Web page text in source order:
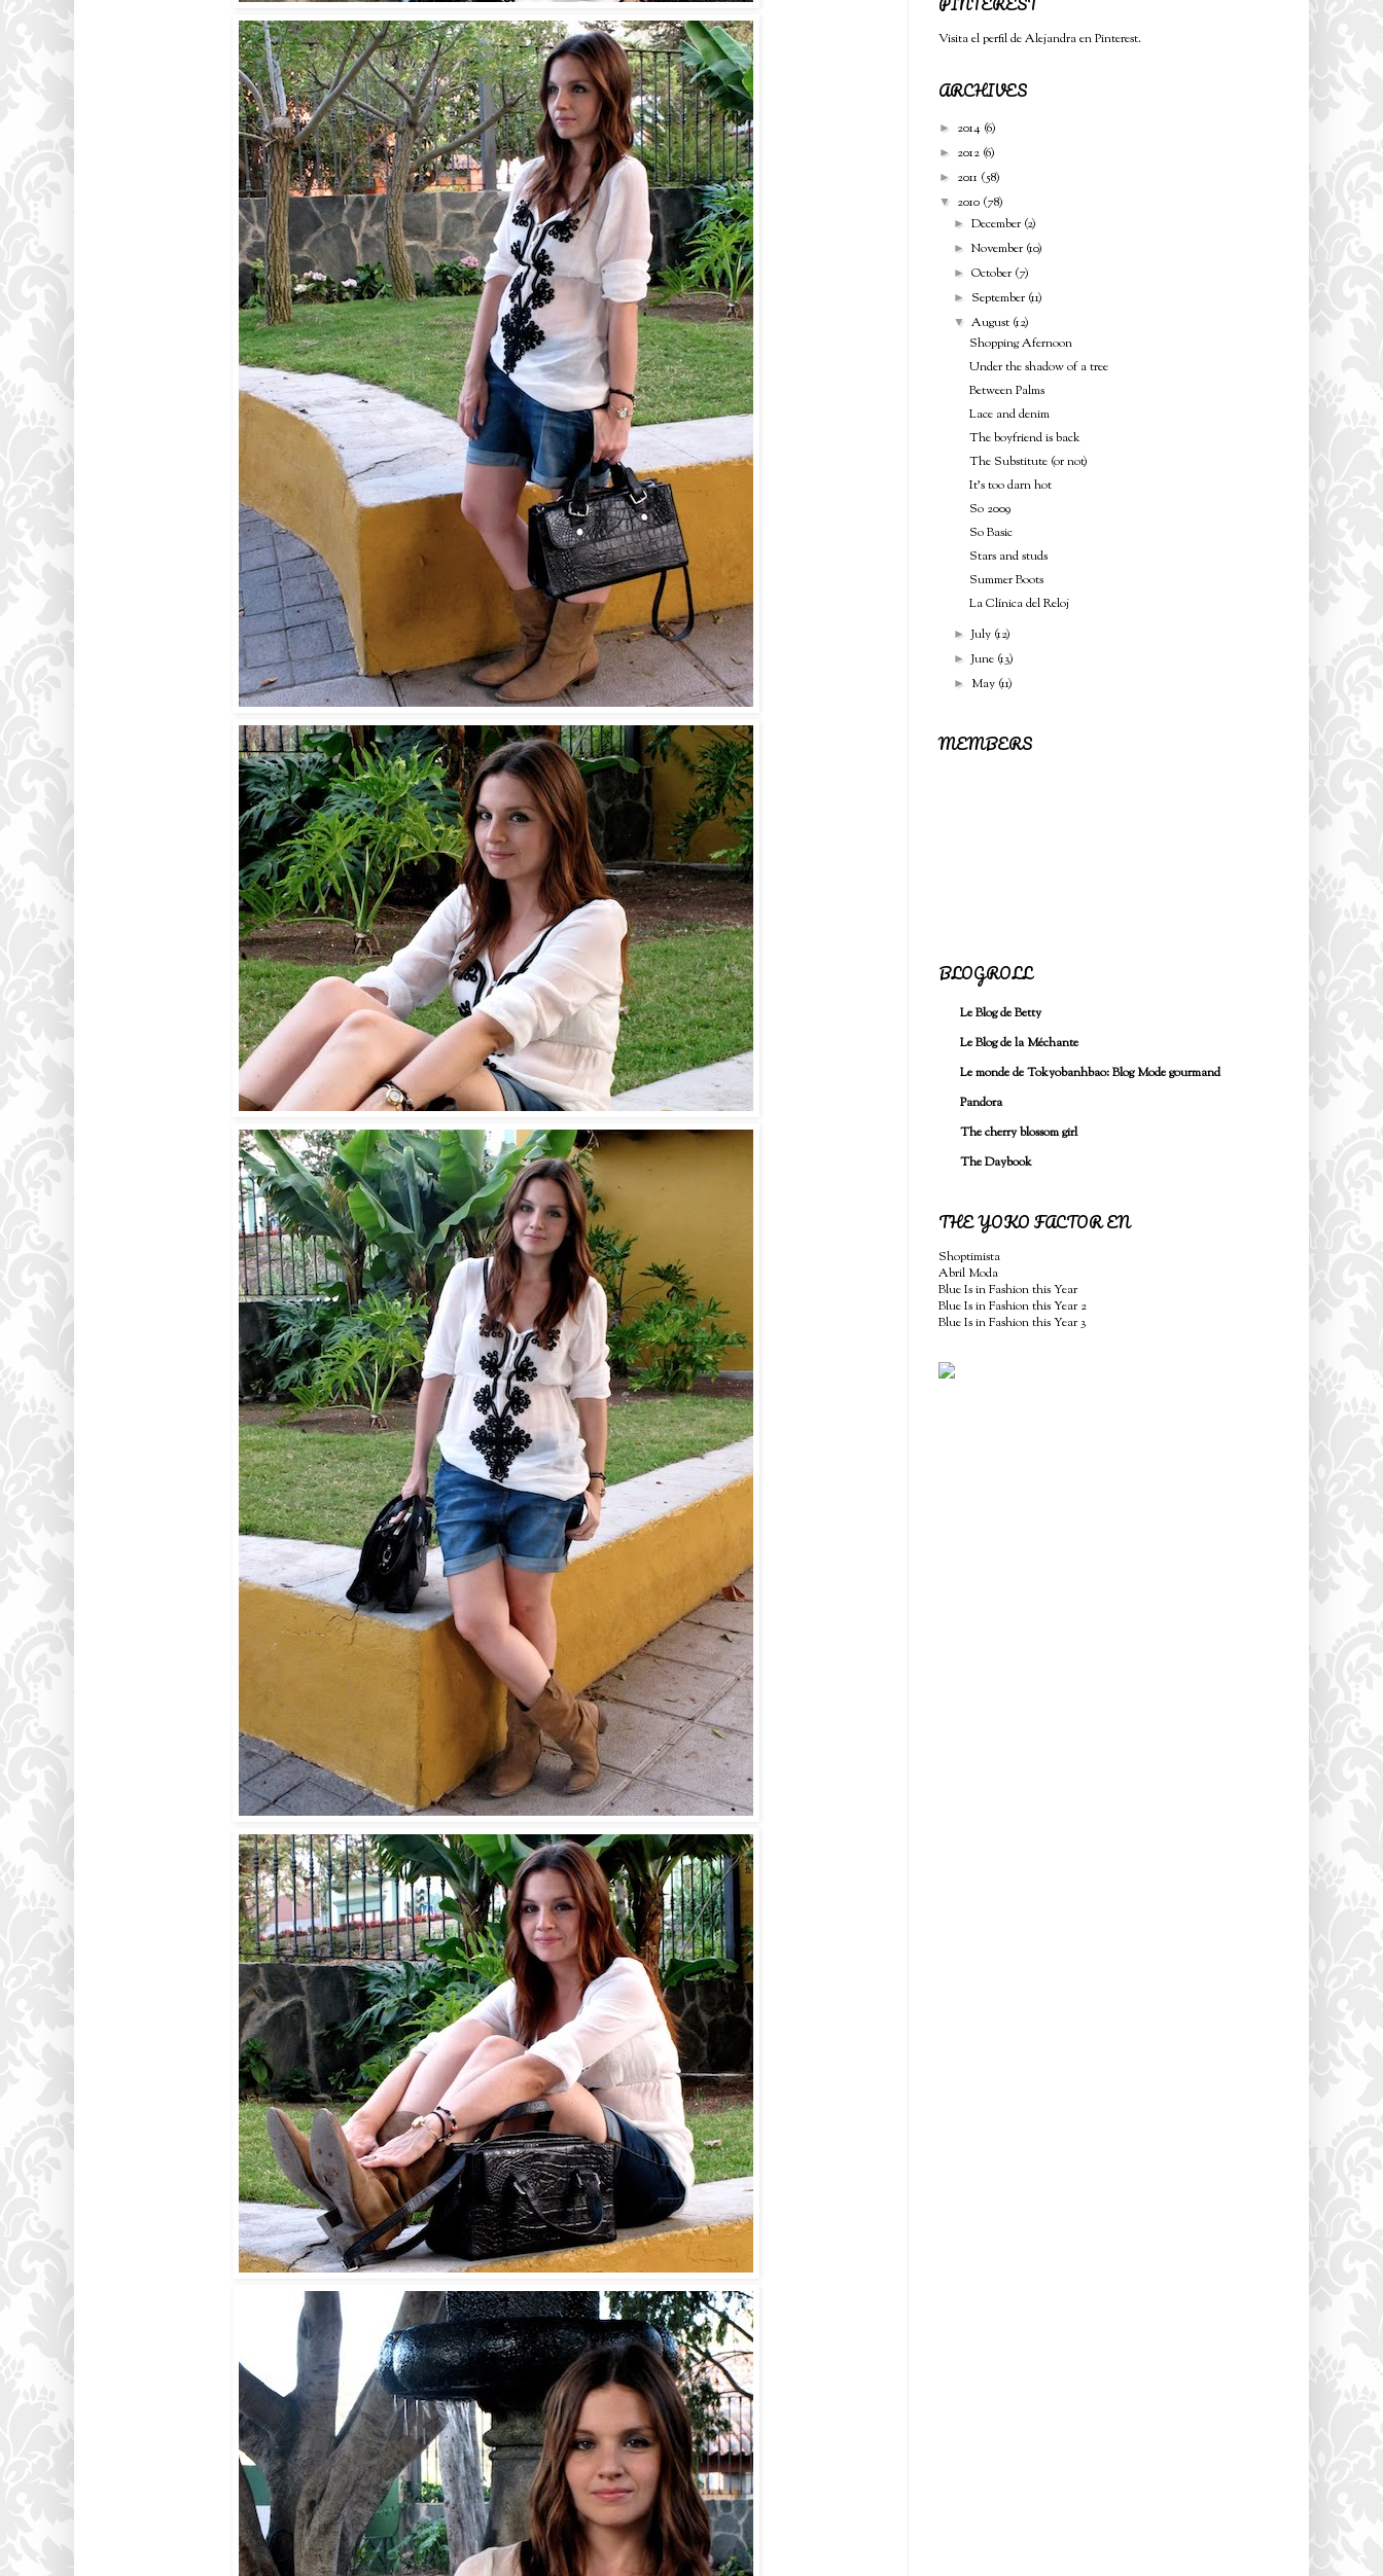
Visita el perfil de Alejandra en Pinterest.
ARCHIVES
► 2014 (6)
► 2012 (6)
► 2011 (58)
▼ 2010 (78)
►December (2)
►November (10)
►October (7)
► September (11)
▼ August (12)
Shopping Afernoon
Under the shadow of a tree
Between Palms
Lace and denim
The boyfriend is back
The Substitute (or not)
It's too darn hot
So 2009
So Basic
Stars and studs
Summer Boots
La Clínica del Reloj
►July (12)
►June (13)
► May (11)
MEMBERS
BLOGROLL
Le Blog de Betty
Le Blog de la Méchante
Le monde de Tokyobanhbao: Blog Mode gourmand
Pandora
The cherry blossom girl
The Daybook
THE YOKO FACTOR EN
Shoptimista
Abril Moda
Blue Is in Fashion this Year
Blue Is in Fashion this Year 2
Blue Is in Fashion this Year 3